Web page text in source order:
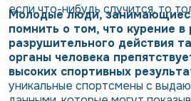
если что-нибудь случится, то
Молодые люди,
помнить о том, что курение в
разрушительного действия
органы человека
высоких спортивных
уникальные спортсмены с